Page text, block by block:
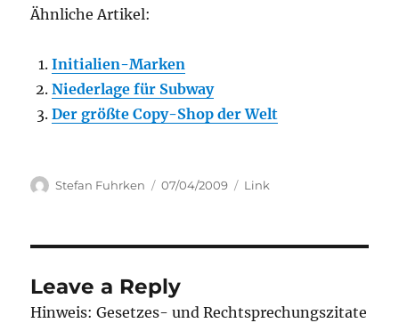
Ähnliche Artikel:
Initialien-Marken
Niederlage für Subway
Der größte Copy-Shop der Welt
Author
Stefan Fuhrken
Posted
07/04/2009 Categories
Link
Leave a Reply
Hinweis: Gesetzes- und Rechtsprechungszitate